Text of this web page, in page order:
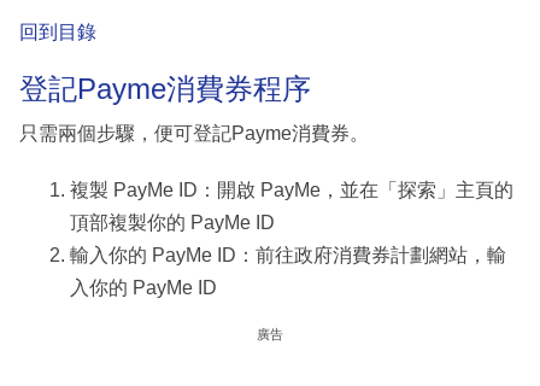
回到目錄
登記Payme消費券程序
只需兩個步驟，便可登記Payme消費券。
複製 PayMe ID：開啟 PayMe，並在「探索」主頁的
頂部複製你的 PayMe ID
輸入你的 PayMe ID：前往政府消費券計劃網站，輸
入你的 PayMe ID
廣告